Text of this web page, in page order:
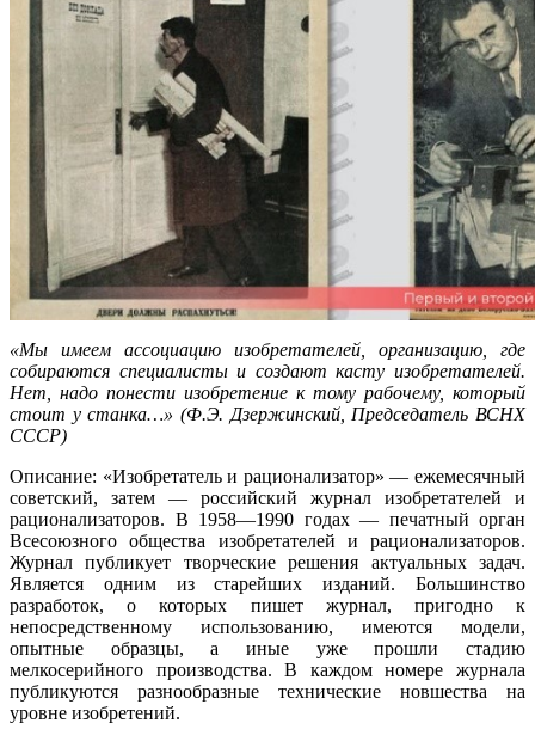
«Мы имеем ассоциацию изобретателей, организацию, где
собираются специалисты и создают касту изобретателей.
Нет, надо понести изобретение к тому рабочему, который
стоит у станка…» (Ф.Э. Дзержинский, Председатель ВСНХ
СССР)
Описание: «Изобретатель и рационализатор» — ежемесячный
советский, затем — российский журнал изобретателей и
рационализаторов. В 1958—1990 годах — печатный орган
Всесоюзного общества изобретателей и рационализаторов.
Журнал публикует творческие решения актуальных задач.
Является одним из старейших изданий. Большинство
разработок, о которых пишет журнал, пригодно к
непосредственному использованию, имеются модели,
опытные образцы, а иные уже прошли стадию
мелкосерийного производства. В каждом номере журнала
публикуются разнообразные технические новшества на
уровне изобретений.